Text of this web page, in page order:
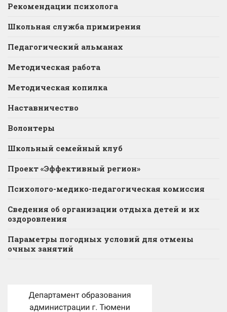
Рекомендации психолога
Школьная служба примирения
Педагогический альманах
Методическая работа
Методическая копилка
Наставничество
Волонтеры
Школьный семейный клуб
Проект «Эффективный регион»
Психолого-медико-педагогическая комиссия
Сведения об организации отдыха детей и их
оздоровления
Параметры погодных условий для отмены
очных занятий